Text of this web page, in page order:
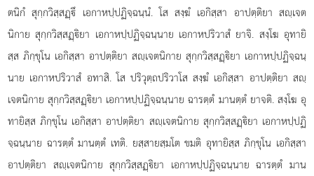
ตนิกํ สุกฺกวิสฺสฏฺึ เอกาหปฺปฏิจฺฉนฺนํ. โส สงฺฆํ เอกิสฺสา อาปตฺติยา สฺเจต
นิกาย สุกฺกวิสฺสฏฺิยา เอกาหปฺปฏิจฺฉนฺนาย เอกาหปริวาสํ ยาจิ. สงฺโฆ อุทายิ
สฺส ภิกฺขุโน เอกิสฺสา อาปตฺติยา สฺเจตนิกาย สุกฺกวิสฺสฏฺิยา เอกาหปฺปฏิจฺฉนฺ
นาย เอกาหปริวาสํ อทาสิ. โส ปริวุตฺถปริวาโส สงฺฆํ เอกิสฺสา อาปตฺติยา สฺ
เจตนิกาย สุกฺกวิสฺสฏฺิยา เอกาหปฺปฏิจฺฉนฺนาย ฉารตฺตํ มานตฺตํ ยาจติ. สงฺโฆ อุ
ทายิสฺส ภิกฺขุโน เอกิสฺสา อาปตฺติยา สฺเจตนิกาย สุกฺกวิสฺสฏฺิยา เอกาหปฺปฏิ
จฺฉนฺนาย ฉารตฺตํ มานตฺตํ เทติ. ยสฺสายสฺมโต ขมติ อุทายิสฺส ภิกฺขุโน เอกิสฺสา
อาปตฺติยา สฺเจตนิกาย สุกฺกวิสฺสฏฺิยา เอกาหปฺปฏิจฺฉนฺนาย ฉารตฺตํ มาน